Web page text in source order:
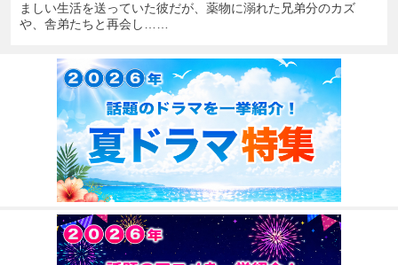
ましい生活を送っていた彼だが、薬物に溺れた兄弟分のカズ
や、舎弟たちと再会し……